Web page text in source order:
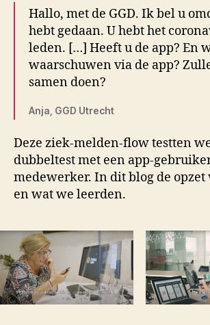
Hallo, met de GGD. Ik bel u
hebt gedaan. U hebt het
leden. […] Heeft u de app? En
waarschuwen via de app?
samen doen?
Anja, GGD Utrecht
Deze ziek-melden-flow testten
dubbeltest met een app-
medewerker. In dit blog de opzet
en wat we leerden.